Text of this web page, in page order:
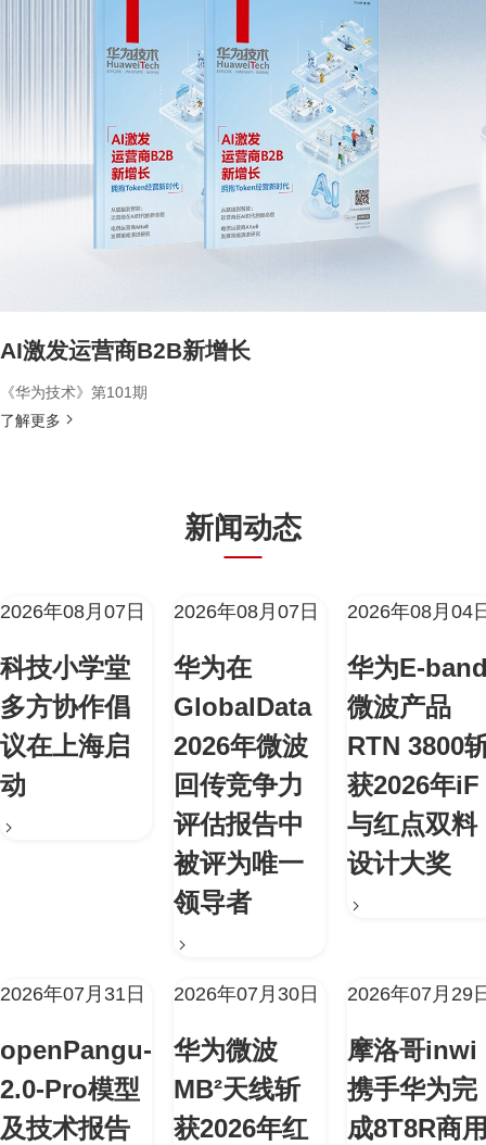
AI激发运营商B2B新增长
《华为技术》第101期
了解更多
新闻动态
2026年08月07日
科技小学堂
多方协作倡
议在上海启
动
2026年08月07日
华为在
GlobalData
2026年微波
回传竞争力
评估报告中
被评为唯一
领导者
2026年08月04
华为E-
微波产品
RTN 3800
获2026年iF
与红点双料
设计大奖
2026年07月31日
openPangu-
2.0-Pro模型
及技术报告
2026年07月30日
华为微波
MB²天线斩
获2026年红
2026年07月29
摩洛哥inwi
携手华为完
成8T8R商